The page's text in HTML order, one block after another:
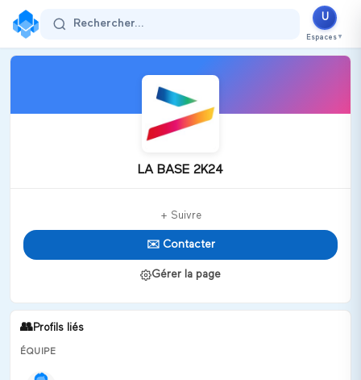
Rechercher...
U
Espaces ▼
LA BASE 2K24
+ Suivre
✉️ Contacter
Gérer la page
👥Profils liés
ÉQUIPE